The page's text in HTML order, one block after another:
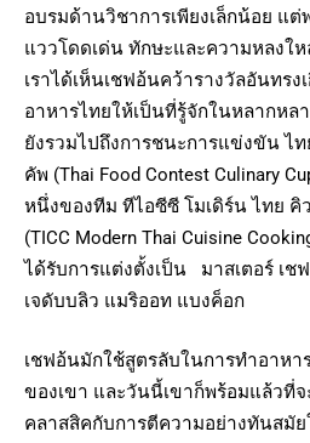
อบรมด้านวิชาการเพียงเล็กน้อย แต่
แววโดดเด่น ทักษะและความหลงใ
เราได้เห็นเชฟอ้นคว้ารางวัลอันทรง
อาหารไทยให้เป็นที่รู้จักในหลากหล
ยังรวมไปถึงการชนะการแข่งขัน ไ
คัพ (Thai Food Contest Culinary
หนึ่งของทีม ทีไอซีซี โมเดิร์น ไทย คิ
(TICC Modern Thai Cuisine
ได้รับการแต่งตั้งเป็น มาสเตอร์ เช
เจดับบลิว แมริออท แบงค็อก
เชฟอ้นมักใช้สูตรลับในการทำอาห
ของเขา และวันนี้เขาก็พร้อมแล้วที่จ
คลาสสิคกับการตีความอย่างทันสมั